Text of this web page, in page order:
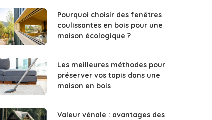
Pourquoi choisir des fenêtres
coulissantes en bois pour une
maison écologique ?
Les meilleures méthodes pour
préserver vos tapis dans une
maison en bois
Valeur vénale : avantages des